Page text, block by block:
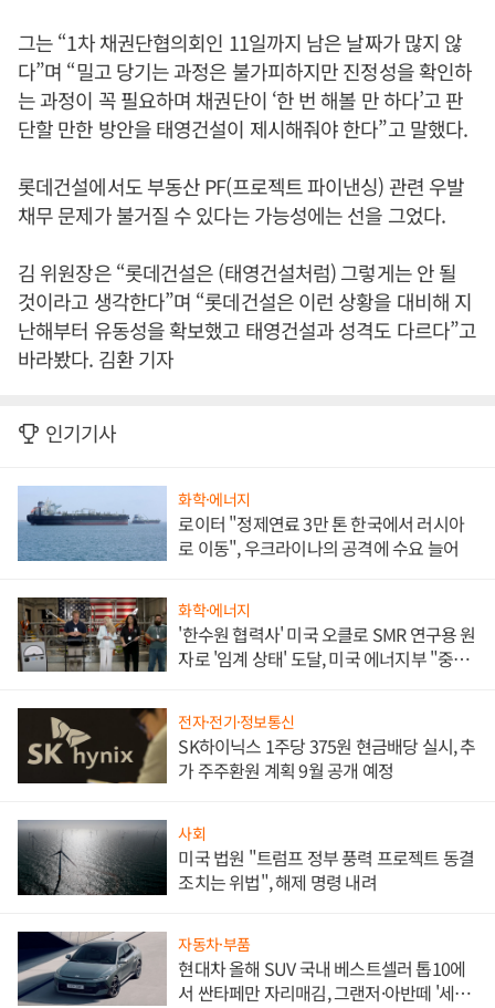
그는 “1차 채권단협의회인 11일까지 남은 날짜가 많지 않
다”며 “밀고 당기는 과정은 불가피하지만 진정성을 확인하
는 과정이 꼭 필요하며 채권단이 ‘한 번 해볼 만 하다’고 판
단할 만한 방안을 태영건설이 제시해줘야 한다”고 말했다.
롯데건설에서도 부동산 PF(프로젝트 파이낸싱) 관련 우발
채무 문제가 불거질 수 있다는 가능성에는 선을 그었다.
김 위원장은 “롯데건설은 (태영건설처럼) 그렇게는 안 될
것이라고 생각한다”며 “롯데건설은 이런 상황을 대비해 지
난해부터 유동성을 확보했고 태영건설과 성격도 다르다”고
바라봤다. 김환 기자
인기기사
화학·에너지
로이터 "정제연료 3만 톤 한국에서 러시아
로 이동", 우크라이나의 공격에 수요 늘어
화학·에너지
'한수원 협력사' 미국 오클로 SMR 연구용 원
자로 '임계 상태' 도달, 미국 에너지부 "중요
전자·전기·정보통신
SK하이닉스 1주당 375원 현금배당 실시, 추
가 주주환원 계획 9월 공개 예정
사회
미국 법원 "트럼프 정부 풍력 프로젝트 동결
조치는 위법", 해제 명령 내려
자동차·부품
현대차 올해 SUV 국내 베스트셀러 톱10에
서 싼타페만 자리매김, 그랜저·아반떼 '세단